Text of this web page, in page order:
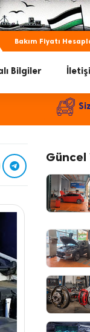
Bakım Fiyatı
Bilgiler
Güncel